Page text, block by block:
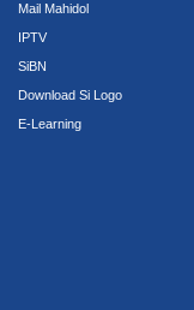
Mail Mahidol
IPTV
SiBN
Download Si Logo
E-Learning